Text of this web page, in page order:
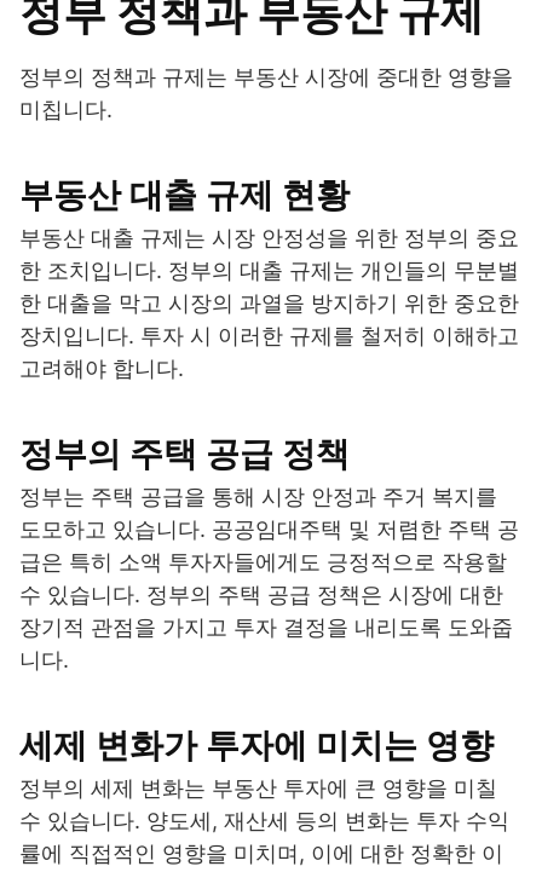
정부 정책과 부동산 규제
정부의 정책과 규제는 부동산 시장에 중대한 영향을
미칩니다.
부동산 대출 규제 현황
부동산 대출 규제는 시장 안정성을 위한 정부의 중요
한 조치입니다. 정부의 대출 규제는 개인들의 무분별
한 대출을 막고 시장의 과열을 방지하기 위한 중요한
장치입니다. 투자 시 이러한 규제를 철저히 이해하고
고려해야 합니다.
정부의 주택 공급 정책
정부는 주택 공급을 통해 시장 안정과 주거 복지를
도모하고 있습니다. 공공임대주택 및 저렴한 주택 공
급은 특히 소액 투자자들에게도 긍정적으로 작용할
수 있습니다. 정부의 주택 공급 정책은 시장에 대한
장기적 관점을 가지고 투자 결정을 내리도록 도와줍
니다.
세제 변화가 투자에 미치는 영향
정부의 세제 변화는 부동산 투자에 큰 영향을 미칠
수 있습니다. 양도세, 재산세 등의 변화는 투자 수익
률에 직접적인 영향을 미치며, 이에 대한 정확한 이